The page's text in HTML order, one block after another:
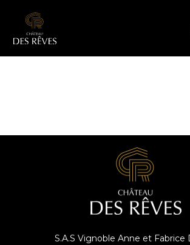
S.A.S Vignoble Anne et Fabrice